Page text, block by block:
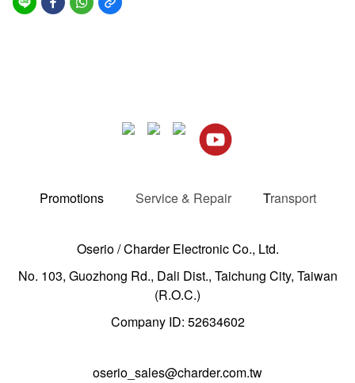
Promotions Service & Repair Transport
Oserio / Charder Electronic Co., Ltd.
No. 103, Guozhong Rd., Dali Dist., Taichung City, Taiwan
(R.O.C.)
Company ID: 52634602
oserio_sales@charder.com.tw